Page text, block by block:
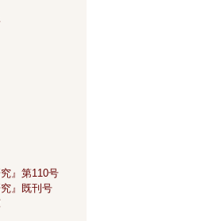
究』第110号
究』既刊号